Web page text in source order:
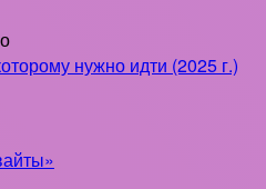
нужно идти (2025 г.)